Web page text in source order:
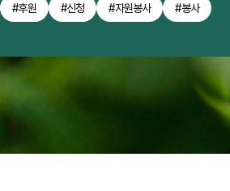
#후원 #신청 #자원봉사 #봉사